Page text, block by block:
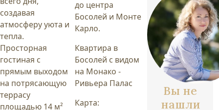
создавая
атмосферу уюта и
тепла.
Просторная
гостиная с
прямым выходом
на потрясающую
террасу
площадью 14 м²
до центра
Босолей и Монте
Карло.
Квартира в
Босолей с видом
на Монако -
Ривьера Палас
Карта:
Вы не
нашли